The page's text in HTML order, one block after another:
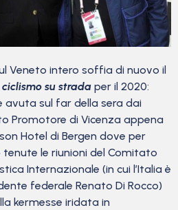
Veneto intero soffia di nuovo il
su strada per il 2020:
avuta sul far della sera dai
Promotore di Vicenza appena
Hotel di Bergen dove per
tenute le riunioni del Comitato
Internazionale (in cui l’Italia è
federale Renato Di Rocco)
kermesse iridata in